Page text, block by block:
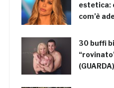
estetica:
com’è
30 buffi
(GUARDA)